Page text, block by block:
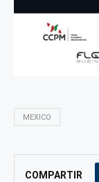
MEXICO
COMPARTIR